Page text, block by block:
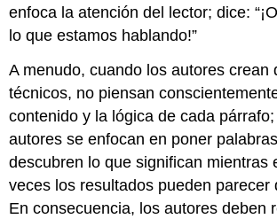
enfoca la atención del lector; dice:
lo que estamos hablando!”
A menudo, cuando los autores crean
técnicos, no piensan
contenido y la lógica de cada
autores se enfocan en poner
descubren lo que significan mientras
veces los resultados pueden parecer
En consecuencia, los autores deben